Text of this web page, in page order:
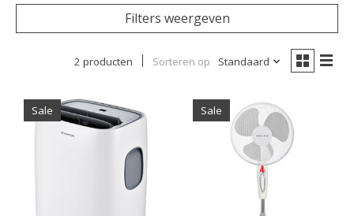
Filters weergeven
2 producten Sorteren op Standaard
Sale Sale